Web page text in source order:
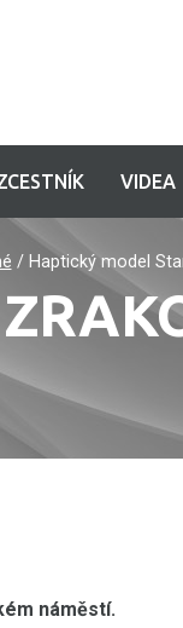
VIDEA
/ Haptický model
náměstí.